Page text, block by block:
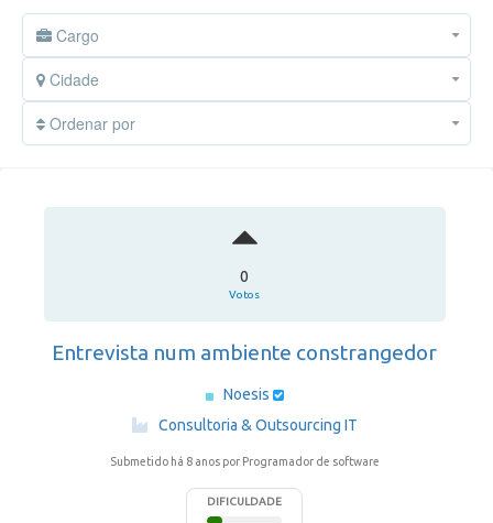
Cargo
Cidade
Ordenar por
0
Votos
Entrevista num ambiente constrangedor
Noesis
·
Consultoria & Outsourcing IT
Submetido há 8 anos por Programador de software
DIFICULDADE